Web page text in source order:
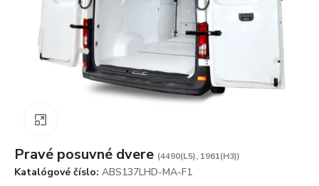
Pravé posuvné dvere (4490(L5), 1961(H3))
Katalógové číslo: ABS137LHD-MA-F1